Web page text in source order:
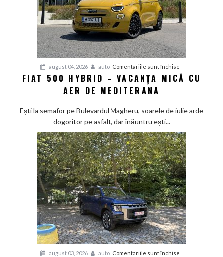
maniere
pe
august 04, 2026 auto Comentariile sunt închise
Fiat
–
mică
cu
aer
de
Mediterana
FIAT 500 HYBRID – VACANȚA MICĂ CU
AER DE MEDITERANA
Ești la semafor pe Bulevardul Magheru, soarele de iulie arde
dogoritor pe asfalt, dar înăuntru ești...
august 03, 2026 auto Comentariile sunt închise